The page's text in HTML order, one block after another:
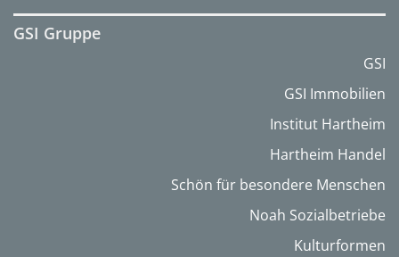
GSI Gruppe
GSI
GSI Immobilien
Institut Hartheim
Hartheim Handel
Schön für besondere Menschen
Noah Sozialbetriebe
Kulturformen